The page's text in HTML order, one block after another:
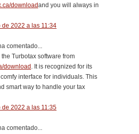
downloadand you will always in
de 2022 a las 11:34
comentado...
Turbotax software from
download . It is recognized for its
interface for individuals. This
smart way to handle your tax
de 2022 a las 11:35
comentado...